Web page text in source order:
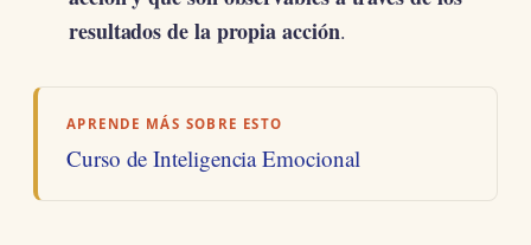
resultados de la propia acción.
APRENDE MÁS SOBRE ESTO
Curso de Inteligencia Emocional